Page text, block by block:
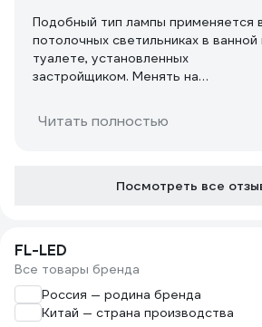
Подобный тип лампы применяется
потолочных светильниках в ванной
туалете, установленных
застройщиком. Менять на
захотел, ибо проще поменять такую
лампу, чем целиком светодидный
Осрамовских(сделанны в Италии),
работу это не влияет.
Читать полностью
Посмотреть все
FL-LED
Все товары бренда
Россия — родина бренда
Китай — страна производства